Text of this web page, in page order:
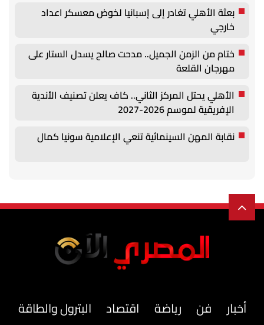
بعثة الأهلي تغادر إلى إسبانيا لخوض معسكر اعداد
خارجي
ختام من الزمن الجميل.. مدحت صالح يسدل الستار على
مهرجان القلعة
الأهلي يحتل المركز الثاني.. كاف يعلن تصنيف الأندية
الإفريقية لموسم 2026-2027
نقابة المهن السينمائية تنعي الإعلامية سونيا كمال
أخبار فن رياضة اقتصاد البترول والطاقة